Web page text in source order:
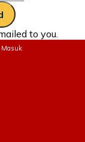
to you.
Masuk